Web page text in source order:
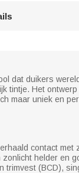
dat duikers
tintje. Het
maar uniek en
contact met
helder en
trimvest (BCD),